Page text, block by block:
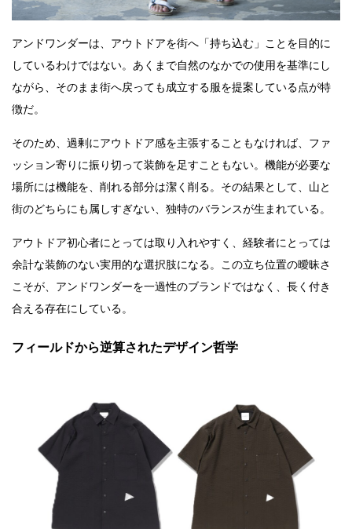
アンドワンダーは、アウトドアを街へ「持ち込む」ことを目的に
しているわけではない。あくまで自然のなかでの使用を基準にし
ながら、そのまま街へ戻っても成立する服を提案している点が特
徴だ。
そのため、過剰にアウトドア感を主張することもなければ、ファ
ッション寄りに振り切って装飾を足すこともない。機能が必要な
場所には機能を、削れる部分は潔く削る。その結果として、山と
街のどちらにも属しすぎない、独特のバランスが生まれている。
アウトドア初心者にとっては取り入れやすく、経験者にとっては
余計な装飾のない実用的な選択肢になる。この立ち位置の曖昧さ
こそが、アンドワンダーを一過性のブランドではなく、長く付き
合える存在にしている。
フィールドから逆算されたデザイン哲学